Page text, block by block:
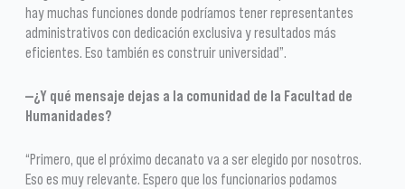
hay muchas funciones donde podríamos tener representantes
administrativos con dedicación exclusiva y resultados más
eficientes. Eso también es construir universidad”.
—¿Y qué mensaje dejas a la comunidad de la Facultad de
Humanidades?
“Primero, que el próximo decanato va a ser elegido por nosotros.
Eso es muy relevante. Espero que los funcionarios podamos